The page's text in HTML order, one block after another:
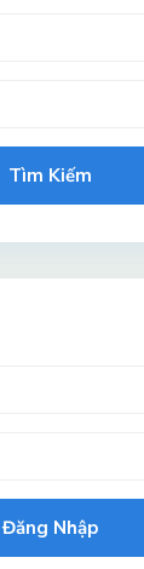
Tìm Kiếm
Đăng Nhập